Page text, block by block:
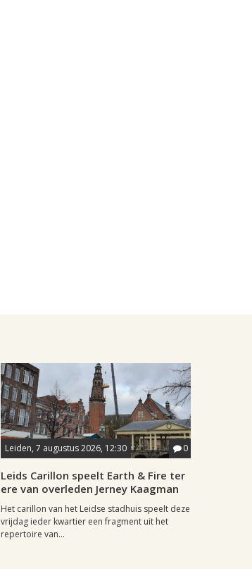
Leiden, 7 augustus 2026, 12:30 0
Leids Carillon speelt Earth & Fire ter
ere van overleden Jerney Kaagman
Het carillon van het Leidse stadhuis speelt deze
vrijdag ieder kwartier een fragment uit het
repertoire van...